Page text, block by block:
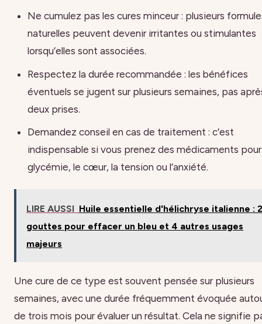
Ne cumulez pas les cures minceur : plusieurs
naturelles peuvent devenir irritantes ou stimulantes
lorsqu’elles sont associées.
Respectez la durée recommandée : les bénéfices
éventuels se jugent sur plusieurs semaines, pas
deux prises.
Demandez conseil en cas de traitement : c’est
indispensable si vous prenez des médicaments
glycémie, le cœur, la tension ou l’anxiété.
LIRE AUSSI Huile essentielle d'hélichryse italienne :
gouttes pour effacer un bleu et 4 autres usages
majeurs
Une cure de ce type est souvent pensée sur plusieurs
semaines, avec une durée fréquemment évoquée
de trois mois pour évaluer un résultat. Cela ne signifie